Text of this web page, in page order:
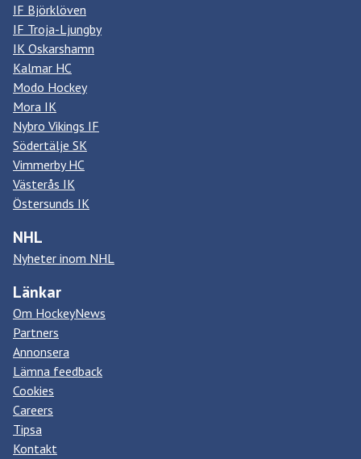
IF Björklöven
IF Troja-Ljungby
IK Oskarshamn
Kalmar HC
Modo Hockey
Mora IK
Nybro Vikings IF
Södertälje SK
Vimmerby HC
Västerås IK
Östersunds IK
NHL
Nyheter inom NHL
Länkar
Om HockeyNews
Partners
Annonsera
Lämna feedback
Cookies
Careers
Tipsa
Kontakt